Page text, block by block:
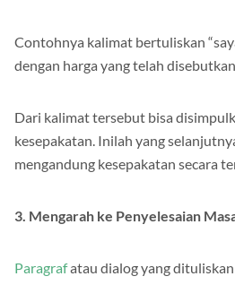
Contohnya kalimat bertuliskan
dengan harga yang telah disebutkan
Dari kalimat tersebut bisa
kesepakatan. Inilah yang
mengandung kesepakatan secara
3. Mengarah ke Penyelesaian
Paragrafatau dialog yang